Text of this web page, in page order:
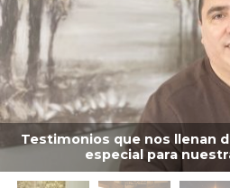
Testimonios que nos llenan
especial para